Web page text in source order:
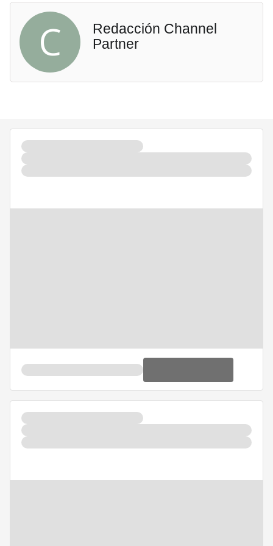
C
Redacción Channel
Partner